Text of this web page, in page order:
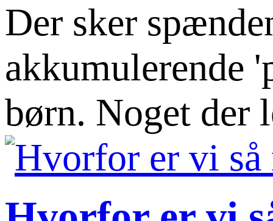
Der sker
akkumulerende
børn. Noget der